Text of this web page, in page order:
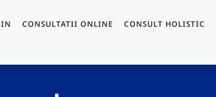
CONSULTATII ONLINE CONSULT HOLISTIC